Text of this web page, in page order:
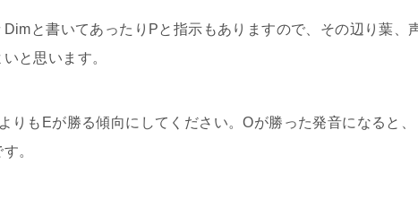
と書いてあったりPと指示もありますので、その辺り葉、
と思います。
もEが勝る傾向にしてください。Oが勝った発音になると、
。